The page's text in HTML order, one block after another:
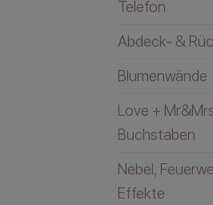
Telefon
Abdeck- &
Blumenwände
Love +
Buchstaben
Nebel,
Effekte